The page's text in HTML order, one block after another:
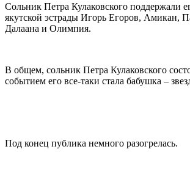
Сольник Петра Кулаковского поддержали
якутской эстрады Игорь Егоров, Амикан,
Далаана и Олимпия.
В общем, сольник Петра Кулаковского
событием его все-таки стала бабушка –
Под конец публика немного разогрелась.